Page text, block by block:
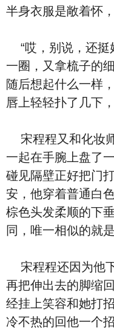
半身衣服是敞着怀
“哎，别说，还挺
一圈，又拿梳子的
随后想起什么一样
唇上轻轻扑了几下
宋程程又和化妆
一起在手腕上盘了
碰见隔壁正好把门
安，他穿着普通白
棕色头发柔顺的下
同，唯一相似的就
宋程程还因为他
再把伸出去的脚缩
经挂上笑容和她打
冷不热的回他一个